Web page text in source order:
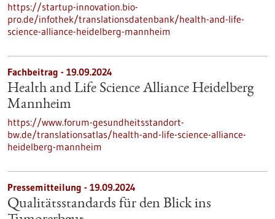
https://startup-innovation.bio-
pro.de/infothek/translationsdatenbank/health-and-life-
science-alliance-heidelberg-mannheim
Fachbeitrag - 19.09.2024
Health and Life Science Alliance Heidelberg
Mannheim
https://www.forum-gesundheitsstandort-
bw.de/translationsatlas/health-and-life-science-alliance-
heidelberg-mannheim
Pressemitteilung - 19.09.2024
Qualitätsstandards für den Blick ins